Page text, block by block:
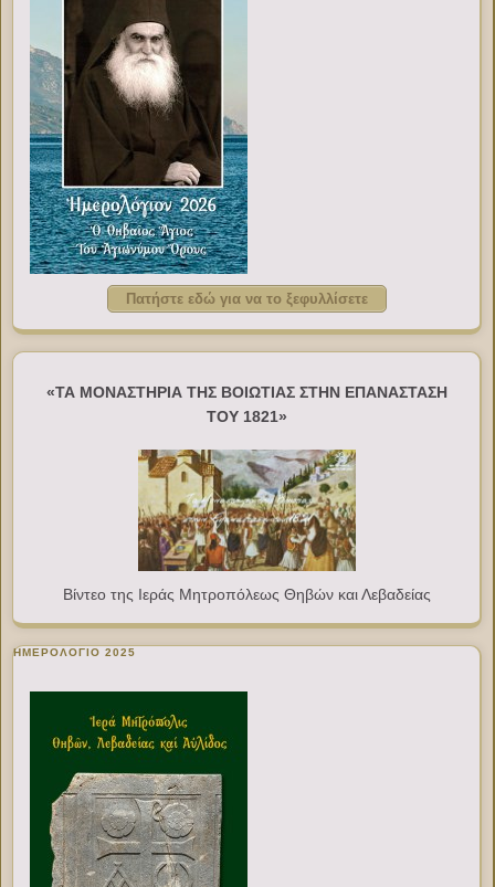
Πατήστε εδώ για να το ξεφυλλίσετε
«ΤΑ ΜΟΝΑΣΤΗΡΙΑ ΤΗΣ ΒΟΙΩΤΙΑΣ ΣΤΗΝ ΕΠΑΝΑΣΤΑΣΗ
ΤΟΥ 1821»
Βίντεο της Ιεράς Μητροπόλεως Θηβών και Λεβαδείας
ΗΜΕΡΟΛΟΓΙΟ 2025